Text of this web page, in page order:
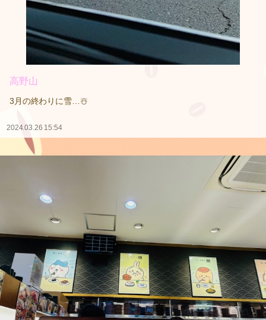
高野山
3月の終わりに雪…☃️
2024.03.26 15:54